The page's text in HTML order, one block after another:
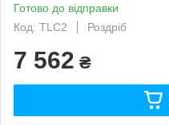
Готово до відправки
Код: TLC2
Роздріб
7 562 ₴